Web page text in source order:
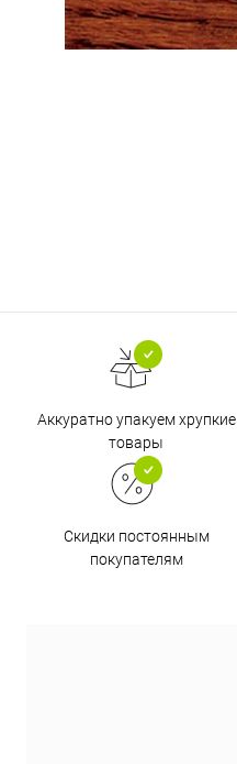
Аккуратно упакуем хрупкие
товары
Скидки постоянным
покупателям